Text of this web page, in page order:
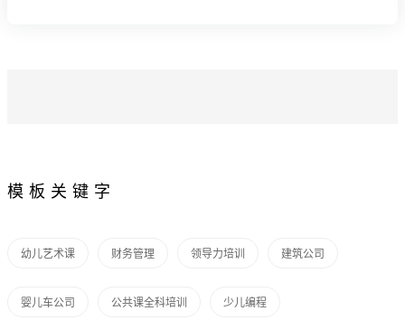
模板关键字
幼儿艺术课 财务管理 领导力培训 建筑公司
婴儿车公司 公共课全科培训 少儿编程